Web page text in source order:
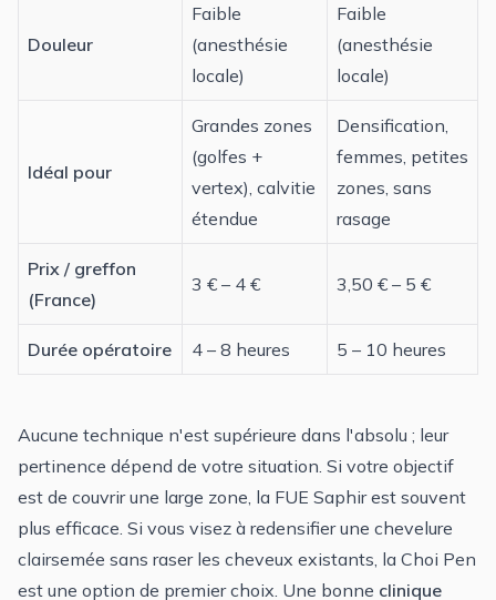
Douleur
Faible
(anesthésie
locale)
Faible
(anesthésie
locale)
Idéal pour
Grandes zones
(golfes +
vertex), calvitie
étendue
Densification,
femmes , petites
zones, sans
rasage
Prix / greffon
(France)
3 € – 4 € 3,50 € – 5 €
Durée opératoire 4 – 8 heures 5 – 10 heures
Aucune technique n'est supérieure dans l'absolu ; leur
pertinence dépend de votre situation. Si votre objectif
est de couvrir une large zone, la FUE Saphir est souvent
plus efficace. Si vous visez à redensifier une chevelure
clairsemée sans raser les cheveux existants, la Choi Pen
est une option de premier choix. Une bonne clinique